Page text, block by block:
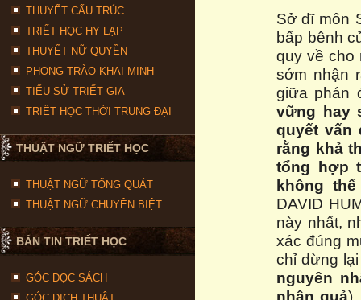
THUYẾT CẤU TRÚC
TRIẾT HỌC HY LẠP
THUYẾT NỮ QUYỀN
PHONG TRÀO KHAI MINH
TIỂU SỬ TRIẾT GIA
TRIẾT HỌC THỜI TRUNG ĐẠI
THUẬT NGỮ TRIẾT HỌC
THUẬT NGỮ TỔNG QUÁT
THUẬT NGỮ CHUYÊN BIỆT
BẢN TIN TRIẾT HỌC
GÓC ĐỌC SÁCH
Sở dĩ môn
bấp bênh
quy về cho
sớm nhận
giữa phán
vững hay
quyết vấn
rằng khả
tổng hợp
không
DAVID
này nhất,
xác đúng
chỉ dừng
nguyên
nhân quả